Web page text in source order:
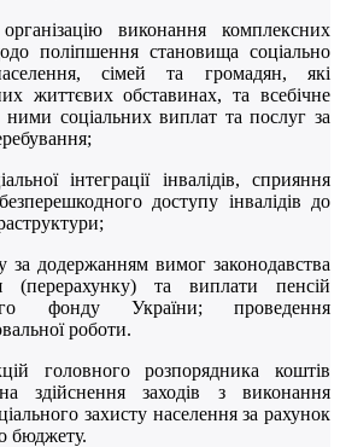
виконання комплексних
поліпшення становища соціально
сімей та громадян, які
життєвих обставинах, та всебічне
соціальних виплат та послуг за
інтеграції інвалідів, сприяння
доступу інвалідів до
за додержанням вимог законодавства
(перерахунку) та виплати пенсій
фонду України; проведення
роботи.
головного розпорядника коштів
здійснення заходів з виконання
захисту населення за рахунок
бюджету.